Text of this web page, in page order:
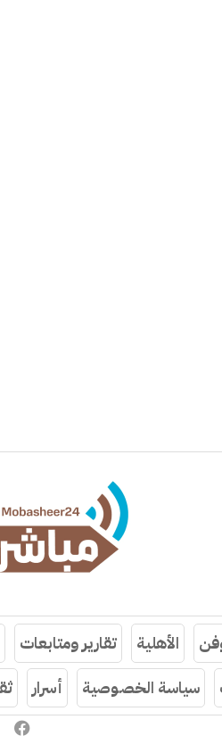
الأهلية تقارير ومتابعات
سياسة الخصوصية أسرار